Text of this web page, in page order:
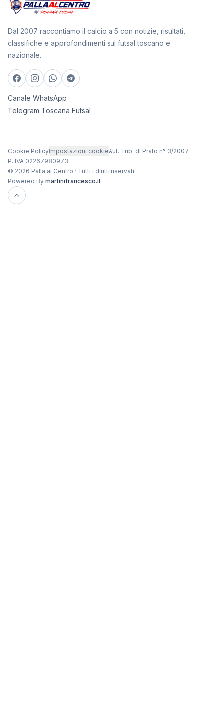
Dal 2007 raccontiamo il calcio a 5 con notizie, risultati,
classifiche e approfondimenti sul futsal toscano e
nazionale.
Canale WhatsApp
Telegram Toscana Futsal
Cookie PolicyImpostazioni cookieAut. Trib. di Prato n° 3/2007
P. IVA 02267980973
© 2026 Palla al Centro · Tutti i diritti riservati
Powered By martinifrancesco.it